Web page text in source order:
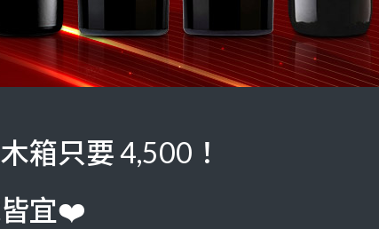
箱只要 4,500！
皆宜❤️